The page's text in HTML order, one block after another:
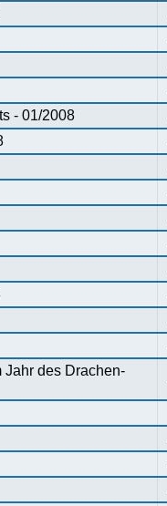
- 01/2008
Jahr des Drachen-